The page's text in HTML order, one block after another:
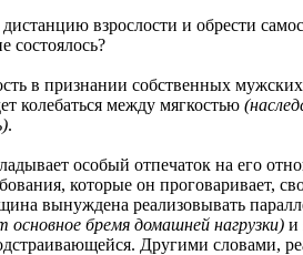
взрослости и обрести
состоялось?
признании собственных мужских
колебаться между мягкостью
.
особый отпечаток на его
которые он проговаривает,
вынуждена реализовывать
бремя домашней нагрузки)и
Другими словами,